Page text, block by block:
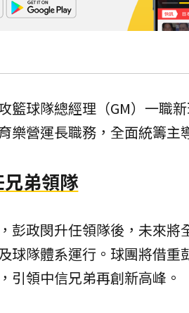
籃球隊總經理（GM）一職
樂營運長職務，全面統籌主
弟領隊
彭政閔升任領隊後，未來將
球隊體系運行。球團將借重
引領中信兄弟再創新高峰。